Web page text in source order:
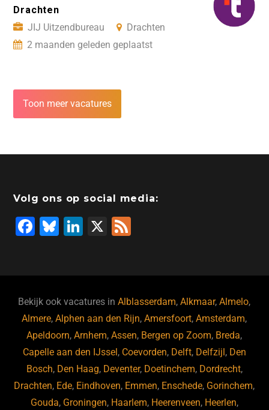
Drachten
JIJ Uitzendbureau
Drachten
2 maanden geleden geplaatst
Toon meer vacatures
Volg ons op social media:
F
b
o
o
k
Bl
ky
Li
dI
n
X
Bekijk ook vacatures inAlblasserdam,Alkmaar,Almelo,
Almere,Alphen aan den Rijn,Amersfoort,Amsterdam,
Apeldoorn,Arnhem,Assen, Bergen op Zoom, Breda,
Capelle aan den IJssel , Coevorden, Delft, Delfzijl , Den
Bosch, Den Haag, Deventer, Doetinchem, Dordrecht,
Drachten, Ede, Eindhoven, Emmen, Enschede, Gorinchem,
Gouda, Groningen, Haarlem, Heerenveen, Heerlen,